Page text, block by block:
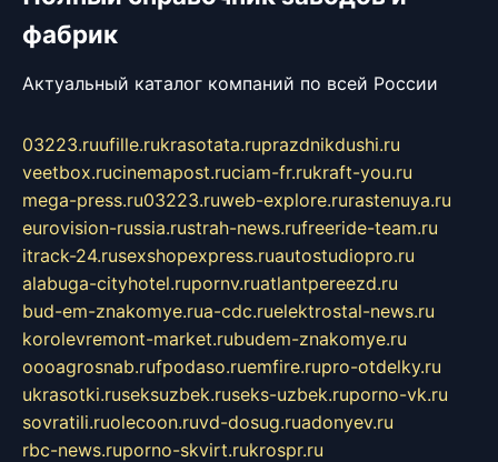
фабрик
Актуальный каталог компаний по всей России
03223.ruufille.rukrasotata.ruprazdnikdushi.ru
veetbox.rucinemapost.ruciam-fr.rukraft-you.ru
mega-press.ru03223.ruweb-explore.rurastenuya.ru
eurovision-russia.rustrah-news.rufreeride-team.ru
itrack-24.rusexshopexpress.ruautostudiopro.ru
alabuga-cityhotel.rupornv.ruatlantpereezd.ru
bud-em-znakomye.rua-cdc.ruelektrostal-news.ru
korolevremont-market.rubudem-znakomye.ru
oooagrosnab.rufpodaso.ruemfire.rupro-otdelky.ru
ukrasotki.ruseksuzbek.ruseks-uzbek.ruporno-vk.ru
sovratili.ruolecoon.ruvd-dosug.ruadonyev.ru
rbc-news.ruporno-skvirt.rukrospr.ru